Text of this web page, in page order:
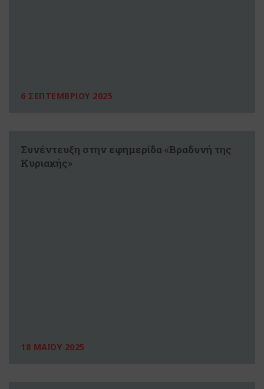
6 ΣΕΠΤΕΜΒΡΙΟΥ 2025
Συνέντευξη στην εφημερίδα «Βραδυνή της
Κυριακής»
18 ΜΑΪΟΥ 2025